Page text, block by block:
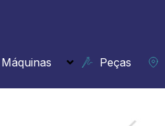
Máquinas Peças